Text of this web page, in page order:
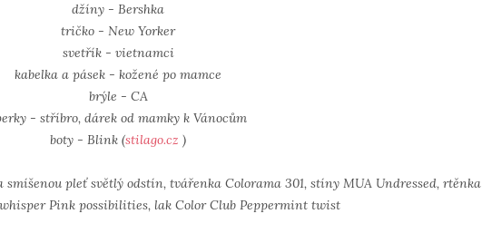
džíny - Bershka
tričko - New Yorker
svetřík - vietnamci
kabelka a pásek - kožené po mamce
brýle - CA
- stříbro, dárek od mamky k Vánocům
boty - Blink (stilago.cz )
pleť světlý odstín, tvářenka Colorama 301, stíny MUA Undressed, rtěnka
Pink possibilities, lak Color Club Peppermint twist